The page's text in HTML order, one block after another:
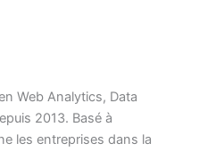
Web Analytics, Data
2013. Basé à
les entreprises dans la